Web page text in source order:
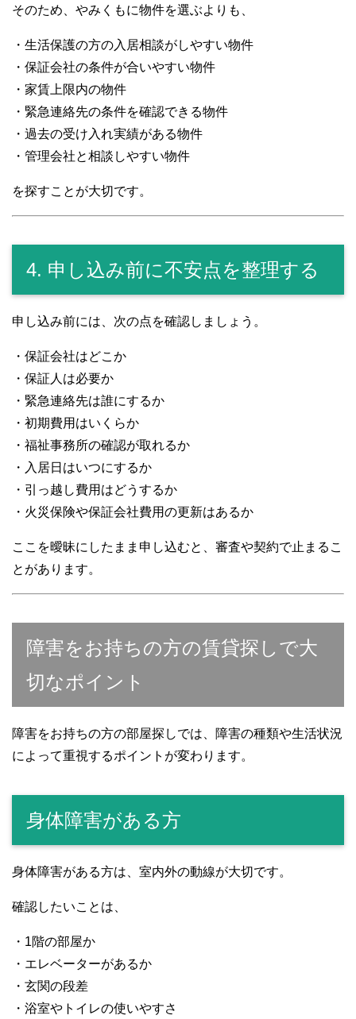
そのため、やみくもに物件を選ぶよりも、
・生活保護の方の入居相談がしやすい物件
・保証会社の条件が合いやすい物件
・家賃上限内の物件
・緊急連絡先の条件を確認できる物件
・過去の受け入れ実績がある物件
・管理会社と相談しやすい物件
を探すことが大切です。
4. 申し込み前に不安点を整理する
申し込み前には、次の点を確認しましょう。
・保証会社はどこか
・保証人は必要か
・緊急連絡先は誰にするか
・初期費用はいくらか
・福祉事務所の確認が取れるか
・入居日はいつにするか
・引っ越し費用はどうするか
・火災保険や保証会社費用の更新はあるか
ここを曖昧にしたまま申し込むと、審査や契約で止まるこ
とがあります。
障害をお持ちの方の賃貸探しで大
切なポイント
障害をお持ちの方の部屋探しでは、障害の種類や生活状況
によって重視するポイントが変わります。
身体障害がある方
身体障害がある方は、室内外の動線が大切です。
確認したいことは、
・1階の部屋か
・エレベーターがあるか
・玄関の段差
・浴室やトイレの使いやすさ